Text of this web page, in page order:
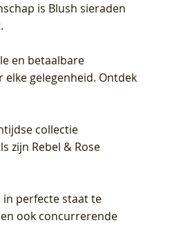
is Blush sieraden
en betaalbare
gelegenheid. Ontdek
collectie
zijn Rebel & Rose
in perfecte staat te
ook concurrerende